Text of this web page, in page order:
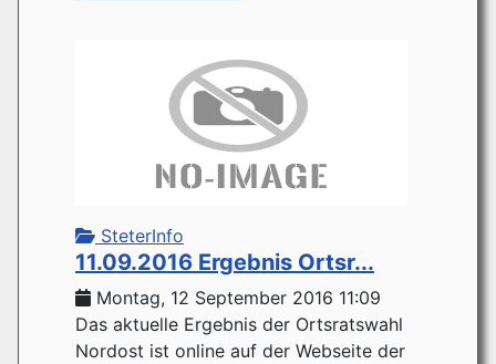
SteterInfo
11.09.2016 Ergebnis Ortsr...
Montag, 12 September 2016 11:09
Das aktuelle Ergebnis der Ortsratswahl
Nordost ist online auf der Webseite der